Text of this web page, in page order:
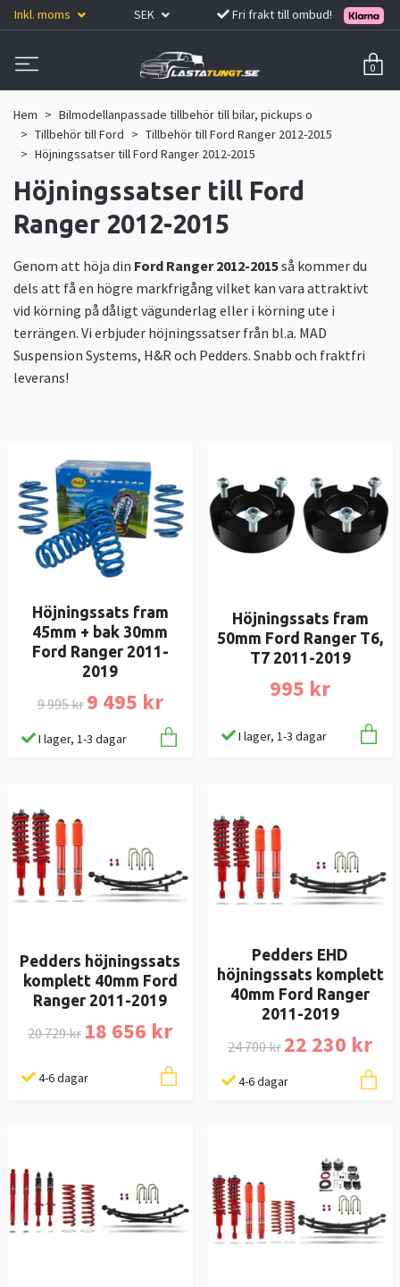
Inkl. moms SEK Fri frakt till ombud!
0
Hem
Bilmodellanpassade tillbehör till bilar, pickups o
Tillbehör till Ford
Tillbehör till Ford Ranger 2012-2015
Höjningssatser till Ford Ranger 2012-2015
Höjningssatser till Ford
Ranger 2012-2015
Genom att höja din Ford Ranger 2012-2015så kommer du
dels att få en högre markfrigång vilket kan vara attraktivt
vid körning på dåligt vägunderlag eller i körning ute i
terrängen. Vi erbjuder höjningssatser från bl.a. MAD
Suspension Systems, H&R och Pedders. Snabb och fraktfri
leverans!
Höjningssats fram
45mm + bak 30mm
Ford Ranger 2011-
2019
9 995 kr 9 495 kr
I lager, 1-3 dagar
Höjningssats fram
50mm Ford Ranger T6,
T7 2011-2019
995 kr
I lager, 1-3 dagar
Pedders höjningssats
komplett 40mm Ford
Ranger 2011-2019
20 729 kr 18 656 kr
4-6 dagar
Pedders EHD
höjningssats komplett
40mm Ford Ranger
2011-2019
24 700 kr 22 230 kr
4-6 dagar